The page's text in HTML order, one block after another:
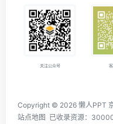
关注公众号
Copyright © 2026 懒人PPT
站点地图 已收录资源：